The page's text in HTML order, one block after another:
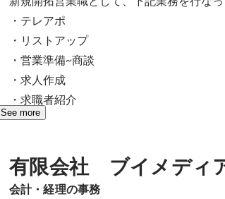
・テレアポ
・リストアップ
・営業準備~商談
・求人作成
・求職者紹介
See more
有限会社　ブイメディ
会計・経理の事務